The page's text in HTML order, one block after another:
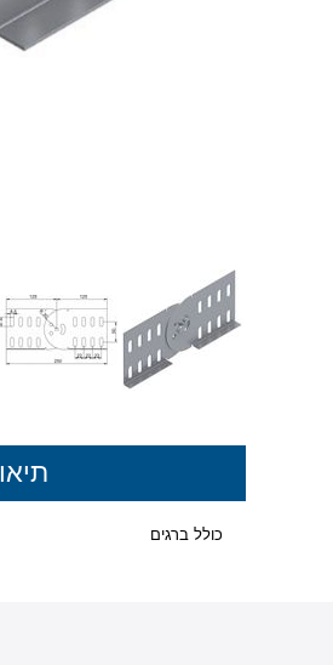
כולל ברגים